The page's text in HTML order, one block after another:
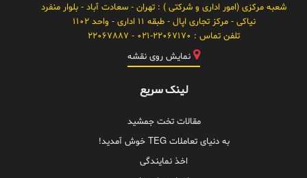
شعبه مرکزی (امور اداری و شرکتی ) : تهران - سعادت آباد - بلوار منفرد
نیاکی - مرکز تجاری اپال - طبقه 11 اداری - واحد 1102
تلفن تماس : 021-22067170 - 22067887
نمایش روی نقشه
لینک سریع
مقالات تخت جمشید
به دنیای تعاملات TEG خوش آمدید!
اخذ نمایندگی